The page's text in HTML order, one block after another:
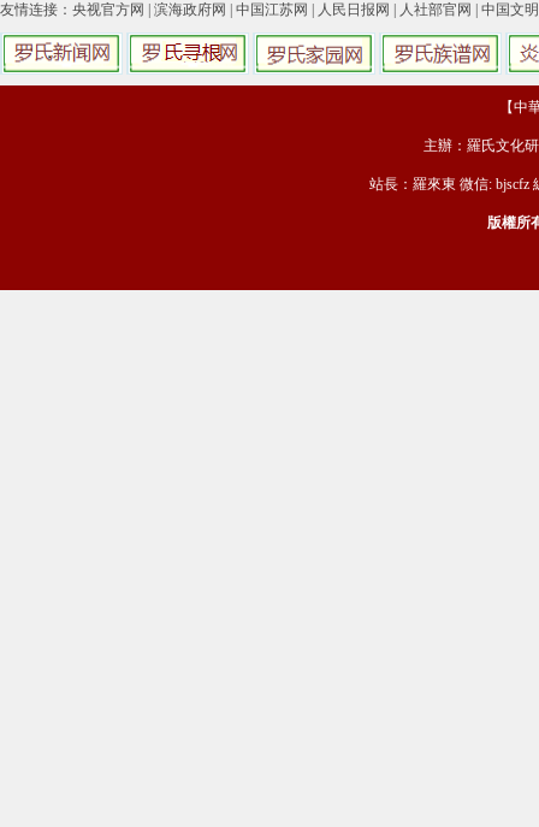
友情连接： 央视官方网 滨海政府网 中国江苏网 人民日报网 人社部官网 中国文
【中
主辦：羅氏文化
站長：羅來東 微信: bjscfz
版權所